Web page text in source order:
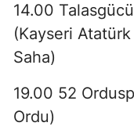
14.00
(Kayseri
Saha)
19.00 52
Ordu)